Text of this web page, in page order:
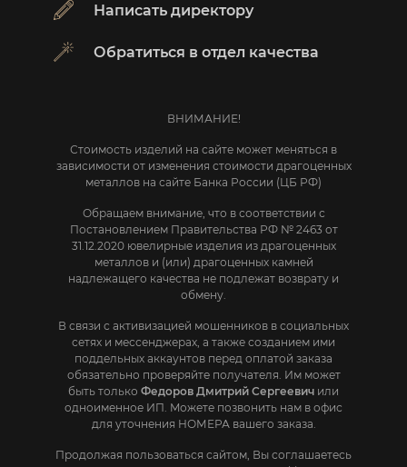
Написать директору
Обратиться в отдел качества
ВНИМАНИЕ!
Стоимость изделий на сайте может меняться в
зависимости от изменения стоимости драгоценных
металлов на сайте Банка России (ЦБ РФ)
Обращаем внимание, что в соответствии с
Постановлением Правительства РФ № 2463 от
31.12.2020 ювелирные изделия из драгоценных
металлов и (или) драгоценных камней
надлежащего качества не подлежат возврату и
обмену.
В связи с активизацией мошенников в социальных
сетях и мессенджерах, а также созданием ими
поддельных аккаунтов перед оплатой заказа
обязательно проверяйте получателя. Им может
быть только Федоров Дмитрий Сергеевич или
одноименное ИП. Mожете позвонить нам в офис
для уточнения НОМЕРА вашего заказа.
Продолжая пользоваться сайтом, Вы соглашаетесь